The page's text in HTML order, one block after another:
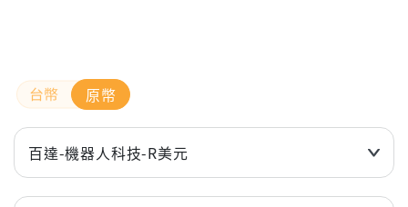
原幣
百達-機器人科技-R美元